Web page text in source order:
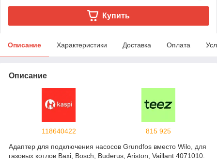
Купить
Описание Характеристики Доставка Оплата
Описание
118640422
815 925
Адаптер для подключения насосов Grundfos вместо Wilo, для
газовых котлов Baxi, Bosch, Buderus, Ariston, Vaillant 4071010.